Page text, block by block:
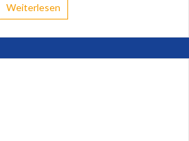
Weiterlesen